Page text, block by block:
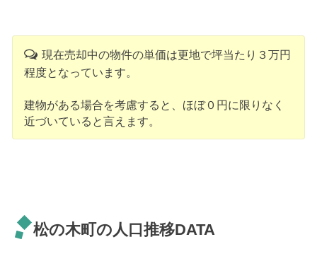
現在売却中の物件の単価は更地で坪当たり３万円
程度となっています。
建物がある場合を考慮すると、ほぼ０円に限りなく
近づいていると言えます。
松の木町の人口推移DATA